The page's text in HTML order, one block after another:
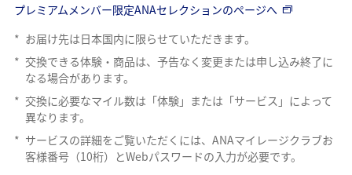
プレミアムメンバー限定ANAセレクションのページへ
* お届け先は日本国内に限らせていただきます。
* 交換できる体験・商品は、予告なく変更または申し込み終了に
なる場合があります。
* 交換に必要なマイル数は「体験」または「サービス」によって
異なります。
* サービスの詳細をご覧いただくには、ANAマイレージクラブお
客様番号（10桁）とWebパスワードの入力が必要です。